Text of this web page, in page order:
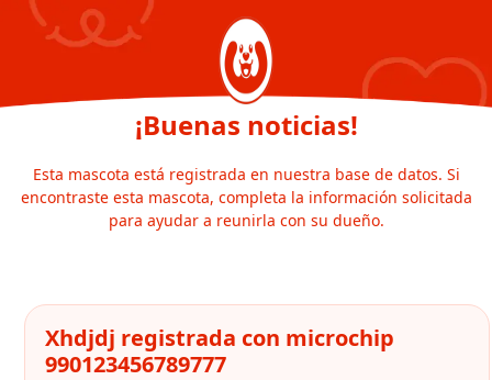
¡Buenas noticias!
Esta mascota está registrada en nuestra base de datos. Si
encontraste esta mascota, completa la información solicitada
para ayudar a reunirla con su dueño.
Xhdjdj registrada con microchip
990123456789777